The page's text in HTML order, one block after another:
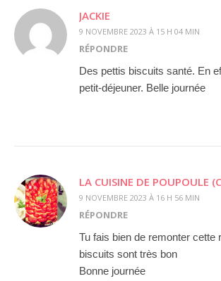
JACKIE
9 NOVEMBRE 2023 À 15 H 04 MIN
RÉPONDRE
Des pettis biscuits santé. En
petit-déjeuner. Belle journée
LA CUISINE DE POUPOULE
9 NOVEMBRE 2023 À 16 H 56 MIN
RÉPONDRE
Tu fais bien de remonter cette
biscuits sont très bon
Bonne journée